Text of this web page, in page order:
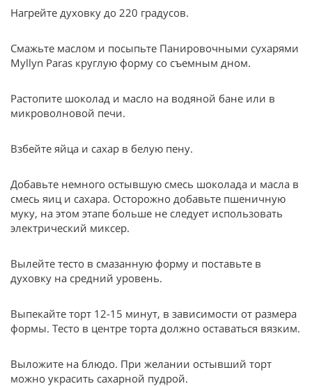
Нагрейте духовку до 220 градусов.
Смажьте маслом и посыпьте Панировочными сухарями
Myllyn Paras круглую форму со съемным дном.
Растопите шоколад и масло на водяной бане или в
микроволновой печи.
Взбейте яйца и сахар в белую пену.
Добавьте немного остывшую смесь шоколада и масла в
смесь яиц и сахара. Осторожно добавьте пшеничную
муку, на этом этапе больше не следует использовать
электрический миксер.
Вылейте тесто в смазанную форму и поставьте в
духовку на средний уровень.
Выпекайте торт 12-15 минут, в зависимости от размера
формы. Тесто в центре торта должно оставаться вязким.
Выложите на блюдо. При желании остывший торт
можно украсить сахарной пудрой.